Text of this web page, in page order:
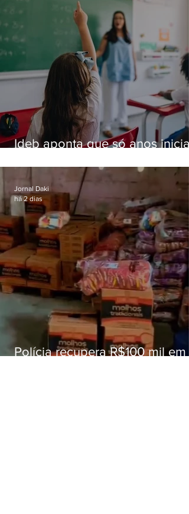
Ideb aponta que só anos
educação
Polícia recupera R$100 mil em
Jornal Daki
há 2 dias